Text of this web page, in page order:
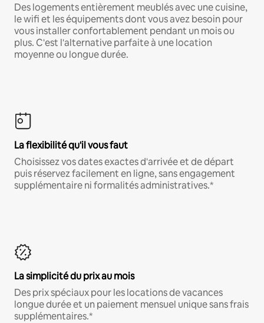
Des logements entièrement meublés avec une cuisine,
le wifi et les équipements dont vous avez besoin pour
vous installer confortablement pendant un mois ou
plus. C'est l'alternative parfaite à une location
moyenne ou longue durée.
La flexibilité qu'il vous faut
Choisissez vos dates exactes d'arrivée et de départ
puis réservez facilement en ligne, sans engagement
supplémentaire ni formalités administratives.*
La simplicité du prix au mois
Des prix spéciaux pour les locations de vacances
longue durée et un paiement mensuel unique sans frais
supplémentaires.*